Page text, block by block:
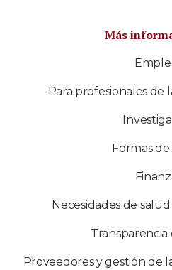
Más
Para profesionales de
Formas
Necesidades de
Transparencia
Proveedores y gestión de